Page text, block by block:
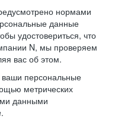
нормами
данные
удостовериться, что
N, мы проверяем
вас об этом.
персональные
метрических
данными